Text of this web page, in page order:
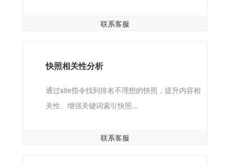
联系客服
快照相关性分析
通过site指令找到排名不理想的快照，提升内容相
关性、增强关键词索引快照...
联系客服